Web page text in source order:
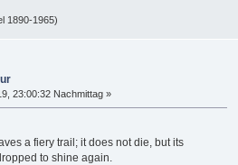
1890-1965)
23:00:32 Nachmittag »
a fiery trail; it does not die, but its
to shine again.